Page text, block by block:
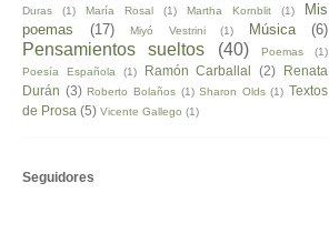
Duras
(1) María Rosal (1) Martha Kornblit (1)
Mis
poemas
(17) Miyó Vestrini (1) Música (6)
Pensamientos sueltos (40) Poemas
(1)
Poesía Española
(1) Ramón Carballal (2)
Renata
Durán (3) Roberto Bolaños (1) Sharon Olds (1) Textos
de Prosa (5) Vicente Gallego (1)
Seguidores